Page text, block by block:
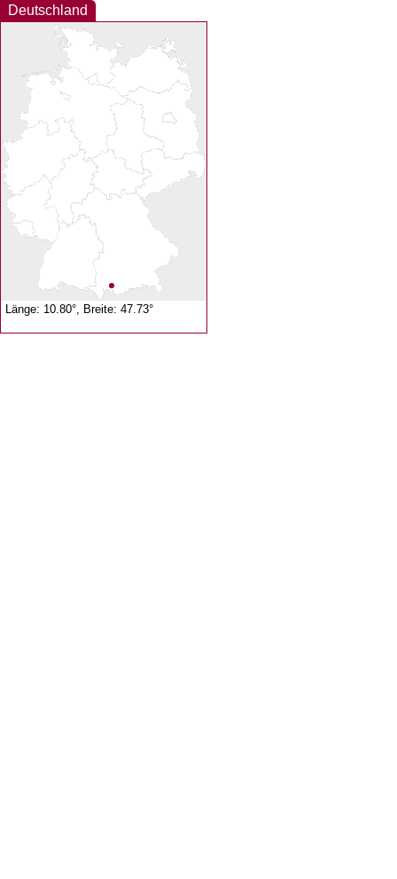
Deutschland
Länge: 10.80°, Breite: 47.73°